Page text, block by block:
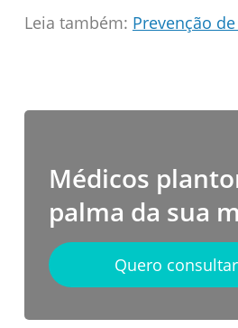
Leia também: Prevenção
Médicos
palma da sua
Quero consultar